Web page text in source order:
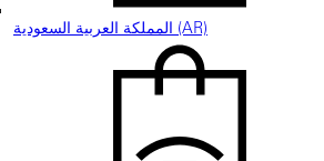
المملكة العربية السعودية (AR)